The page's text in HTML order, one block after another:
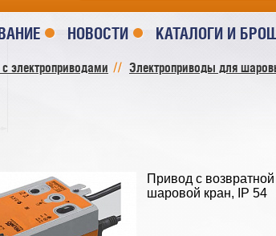
НОВОСТИ КАТАЛОГИ И
электроприводами
Электроприводы для
Привод c
шаровой кран, IP 54